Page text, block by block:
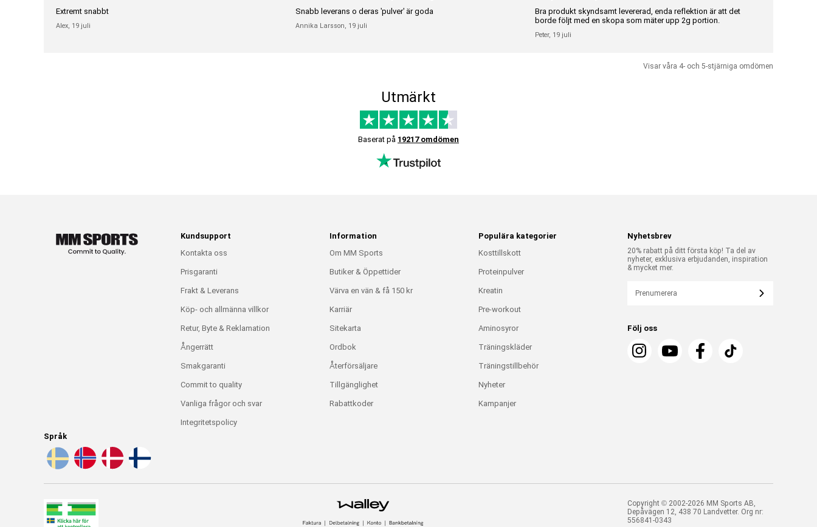
Extremt snabbt
Alex, 19 juli
Snabb leverans o deras 'pulver' är goda
Annika Larsson, 19 juli
Bra produkt skyndsamt levererad, enda reflektion är att det
borde följt med en skopa som mäter upp 2g portion.
Peter, 19 juli
Visar våra 4- och 5-stjärniga omdömen
Utmärkt
Baserat på 19217 omdömen
Kundsupport
Kontakta oss
Prisgaranti
Frakt & Leverans
Köp- och allmänna villkor
Retur, Byte & Reklamation
Ångerrätt
Smakgaranti
Commit to quality
Vanliga frågor och svar
Integritetspolicy
Information
Om MM Sports
Butiker & Öppettider
Värva en vän & få 150 kr
Karriär
Sitekarta
Ordbok
Återförsäljare
Tillgänglighet
Rabattkoder
Populära kategorier
Kosttillskott
Proteinpulver
Kreatin
Pre-workout
Aminosyror
Träningskläder
Träningstillbehör
Nyheter
Kampanjer
Språk
Nyhetsbrev
20% rabatt på ditt första köp! Ta del av
nyheter, exklusiva erbjudanden, inspiration
& mycket mer.
Prenumerera
Följ oss
Copyright © 2002-2026 MM Sports AB,
Depåvägen 12, 438 70 Landvetter. Org nr:
556841-0343